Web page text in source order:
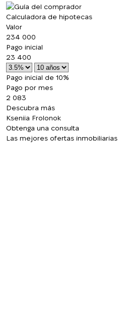
Calculadora de hipotecas
Valor
234 000
Pago inicial
23 400
Pago inicial de 10%
Pago por mes
2 083
Descubra más
Kseniia Frolonok
Obtenga una consulta
Las mejores ofertas inmobiliarias